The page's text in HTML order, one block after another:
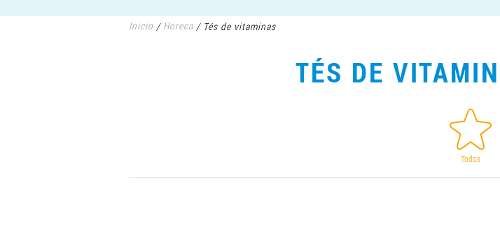
Inicio / Horeca / Tés de vitaminas
TÉS DE
Todos